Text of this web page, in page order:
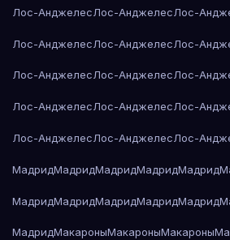
Лос-АнджелесЛос-АнджелесЛос-
Лос-АнджелесЛос-АнджелесЛос-
Лос-АнджелесЛос-АнджелесЛос-
Лос-АнджелесЛос-АнджелесЛос-
Лос-АнджелесЛос-АнджелесЛос-
МадридМадридМадридМадридМадрид
МадридМадридМадридМадридМадрид
МадридМакароныМакароныМакароны